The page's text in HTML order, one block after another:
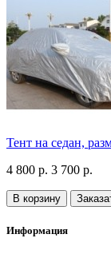
Тент на седан,
4 800 р. 3 700 р.
В корзину
Информация